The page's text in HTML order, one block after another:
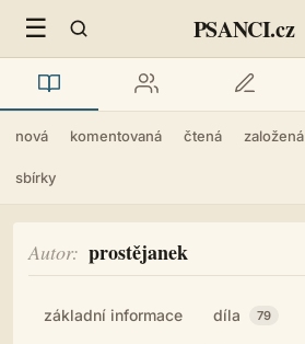
☰ PSANCI.cz
nová komentovaná čtená založená
sbírky
Autor prostějanek
základní informace díla 79